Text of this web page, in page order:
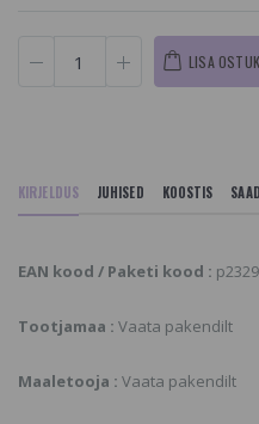
LISA
KIRJELDUS JUHISED KOOSTIS
EAN kood / Paketi kood :
Tootjamaa : Vaata pakendilt
Maaletooja : Vaata pakendilt